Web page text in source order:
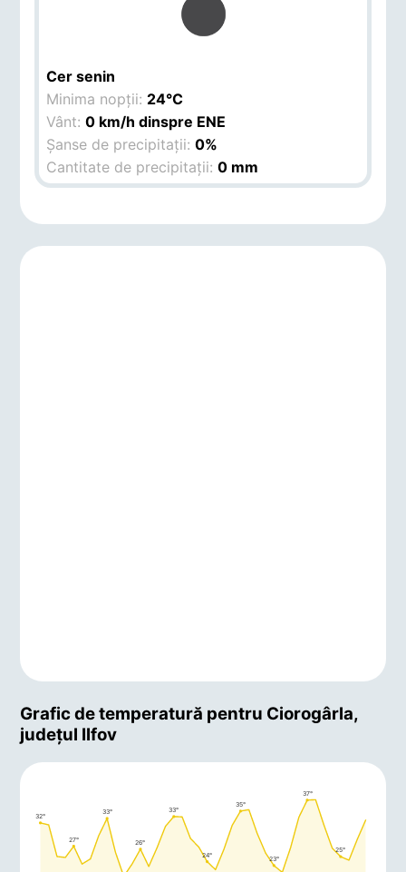
Cer senin
Minima nopții: 24°C
Vânt:0 km/h dinspre ENE
Șanse de precipitații:0%
Cantitate de precipitații:0 mm
Grafic de temperatură pentru Ciorogârla,
județul Ilfov
32°
27°
33°
26°
33°
24°
35°
23°
37°
25°